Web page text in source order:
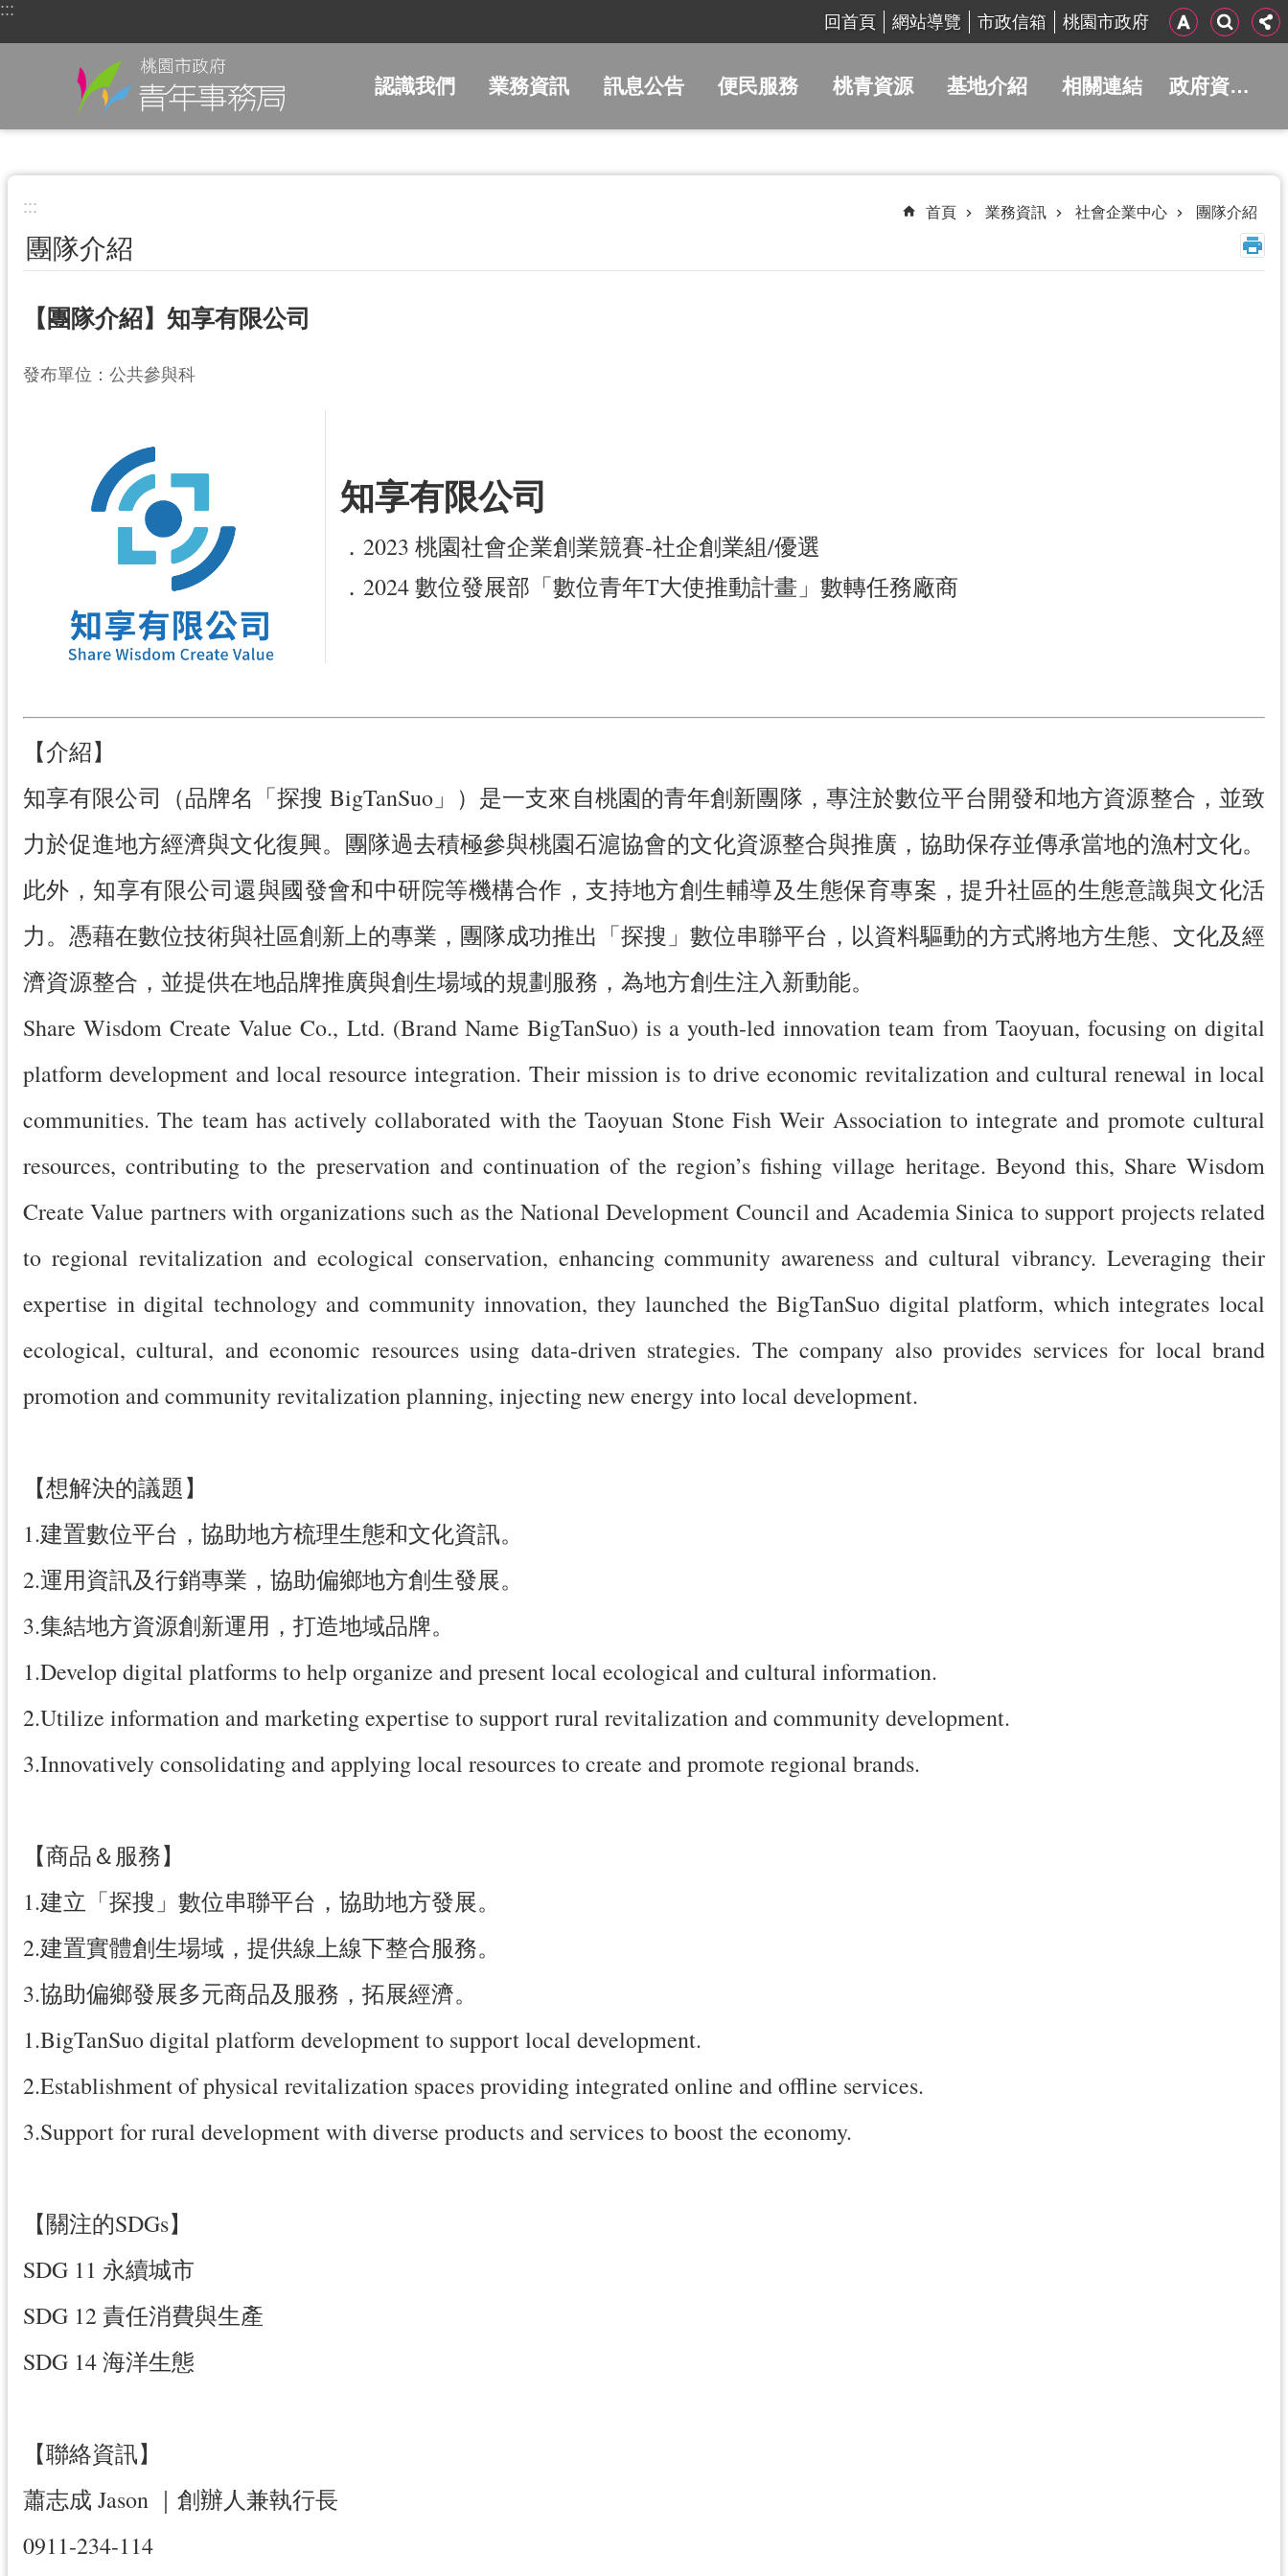
跳到主要內容區塊
:::
回首頁 網站導覽 市政信箱 桃園市政府
認識我們 業務資訊 訊息公告 便民服務 桃青資源 基地介紹 相關連結 政府資訊公開
::: 首頁 業務資訊 社會企業中心 團隊介紹
團隊介紹
【團隊介紹】知享有限公司
發布單位：公共參與科
知享有限公司
．2023 桃園社會企業創業競賽-社企創業組/優選
．2024 數位發展部「數位青年T大使推動計畫」數轉任務廠商
【介紹】
知享有限公司（品牌名「探搜 BigTanSuo」）是一支來自桃園的青年創新團隊，專注於數位平台開發和地方資源整合，並致
力於促進地方經濟與文化復興。團隊過去積極參與桃園石滬協會的文化資源整合與推廣，協助保存並傳承當地的漁村文化。
此外，知享有限公司還與國發會和中研院等機構合作，支持地方創生輔導及生態保育專案，提升社區的生態意識與文化活
力。憑藉在數位技術與社區創新上的專業，團隊成功推出「探搜」數位串聯平台，以資料驅動的方式將地方生態、文化及經
濟資源整合，並提供在地品牌推廣與創生場域的規劃服務，為地方創生注入新動能。
Share Wisdom Create Value Co., Ltd. (Brand Name BigTanSuo) is a youth-led innovation team from Taoyuan, focusing on digital
platform development and local resource integration. Their mission is to drive economic revitalization and cultural renewal in local
communities. The team has actively collaborated with the Taoyuan Stone Fish Weir Association to integrate and promote cultural
resources, contributing to the preservation and continuation of the region’s fishing village heritage. Beyond this, Share Wisdom
Create Value partners with organizations such as the National Development Council and Academia Sinica to support projects related
to regional revitalization and ecological conservation, enhancing community awareness and cultural vibrancy. Leveraging their
expertise in digital technology and community innovation, they launched the BigTanSuo digital platform, which integrates local
ecological, cultural, and economic resources using data-driven strategies. The company also provides services for local brand
promotion and community revitalization planning, injecting new energy into local development.
【想解決的議題】
1.建置數位平台，協助地方梳理生態和文化資訊。
2.運用資訊及行銷專業，協助偏鄉地方創生發展。
3.集結地方資源創新運用，打造地域品牌。
1.Develop digital platforms to help organize and present local ecological and cultural information.
2.Utilize information and marketing expertise to support rural revitalization and community development.
3.Innovatively consolidating and applying local resources to create and promote regional brands.
【商品＆服務】
1.建立「探搜」數位串聯平台，協助地方發展。
2.建置實體創生場域，提供線上線下整合服務。
3.協助偏鄉發展多元商品及服務，拓展經濟。
1.BigTanSuo digital platform development to support local development.
2.Establishment of physical revitalization spaces providing integrated online and offline services.
3.Support for rural development with diverse products and services to boost the economy.
【關注的SDGs】
SDG 11 永續城市
SDG 12 責任消費與生產
SDG 14 海洋生態
【聯絡資訊】
蕭志成 Jason ｜創辦人兼執行長
0911-234-114